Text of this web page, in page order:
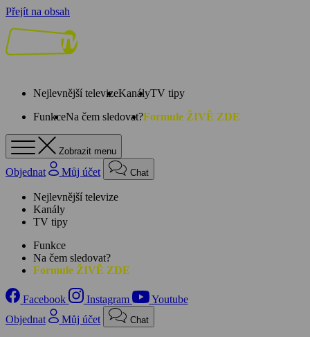
Přejít na obsah
Nejlevnější televizeKanályTV tipy
FunkceNa čem sledovat?Formule ŽIVĚ ZDE
Zobrazit menu
Objednat Můj účet Chat
Nejlevnější televize
Kanály
TV tipy
Funkce
Na čem sledovat?
Formule ŽIVĚ ZDE
Facebook Instagram
Youtube
Objednat
Můj účet Chat